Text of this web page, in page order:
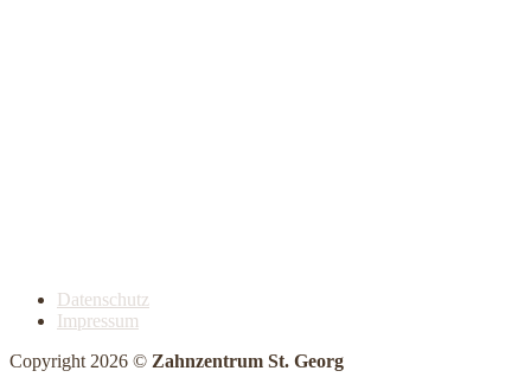
Datenschutz
Impressum
Copyright 2026 © Zahnzentrum St. Georg